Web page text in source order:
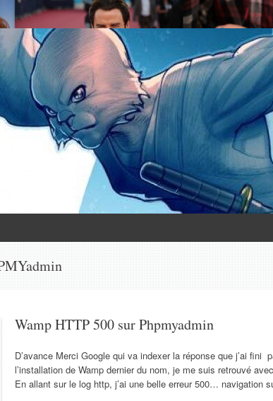
Wamp HTTP 500 sur Phpmyadmin
D’avance Merci Google qui va indexer la réponse que j’ai
l’installation de Wamp dernier du nom, je me suis retrouvé
En allant sur le log http, j’ai une belle erreur 500… navigation